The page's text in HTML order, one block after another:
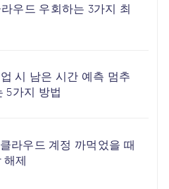
우드 우회하는 3가지 최
시 남은 시간 예측 멈추
5가지 방법
라우드 계정 까먹었을 때
해제